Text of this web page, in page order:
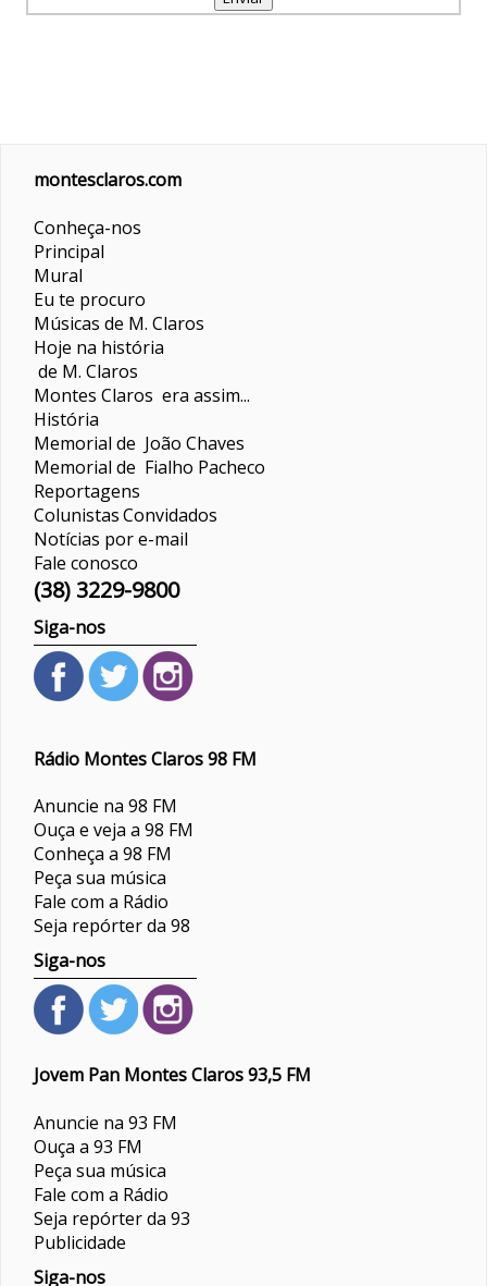
montesclaros.com
Conheça-nos
Principal
Mural
Eu te procuro
Músicas de M. Claros
Hoje na história
de M. Claros
Montes Claros era assim...
História
Memorial de João Chaves
Memorial de Fialho Pacheco
Reportagens
ColunistasConvidados
Notícias por e-mail
Fale conosco
(38) 3229-9800
Siga-nos
Rádio Montes Claros 98 FM
Anuncie na 98 FM
Ouça e veja a 98 FM
Conheça a 98 FM
Peça sua música
Fale com a Rádio
Seja repórter da 98
Siga-nos
Jovem Pan Montes Claros 93,5 FM
Anuncie na 93 FM
Ouça a 93 FM
Peça sua música
Fale com a Rádio
Seja repórter da 93
Publicidade
Siga-nos